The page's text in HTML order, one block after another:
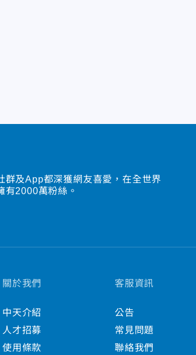
群及App都深獲網友喜愛，在全世界
有2000萬粉絲。
關於我們
中天介紹
人才招募
使用條款
客服資訊
公告
常見問題
聯絡我們